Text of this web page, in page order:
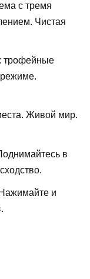
с тремя
Чистая
трофейные
Живой мир.
в
и